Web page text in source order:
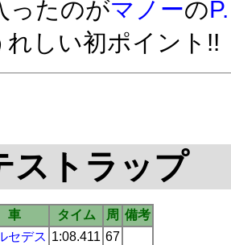
ったのがマノーの
れしい初ポイント!!
ストラップ
車 タイム 周 備考
セデス 1:08.411 67